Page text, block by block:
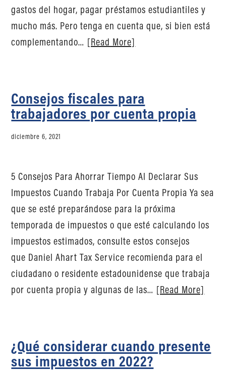
gastos del hogar, pagar préstamos estudiantiles y
mucho más. Pero tenga en cuenta que, si bien está
complementando… [Read More]
Consejos fiscales para
trabajadores por cuenta propia
diciembre 6, 2021
5 Consejos Para Ahorrar Tiempo Al Declarar Sus
Impuestos Cuando Trabaja Por Cuenta Propia Ya sea
que se esté preparándose para la próxima
temporada de impuestos o que esté calculando los
impuestos estimados, consulte estos consejos
que Daniel Ahart Tax Service recomienda para el
ciudadano o residente estadounidense que trabaja
por cuenta propia y algunas de las… [Read More]
¿Qué considerar cuando presente
sus impuestos en 2022?